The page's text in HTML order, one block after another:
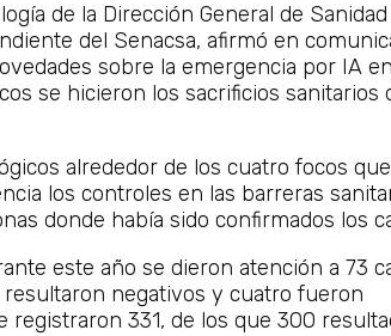
de la Dirección General de Sanidad
del Senacsa, afirmó en
sobre la emergencia por IA
se hicieron los sacrificios sanitarios
alrededor de los cuatro focos que
los controles en las barreras
donde había sido confirmados los
este año se dieron atención a 73
negativos y cuatro fueron
registraron 331, de los que 300